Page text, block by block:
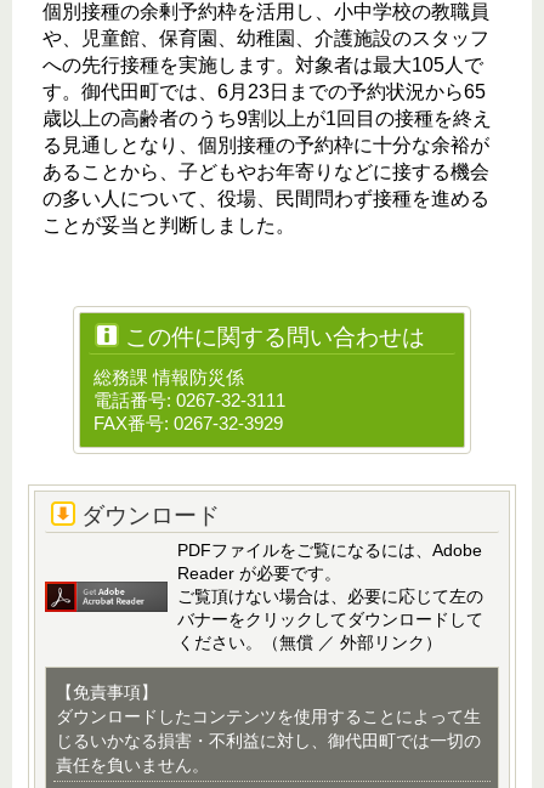
個別接種の余剰予約枠を活用し、小中学校の教職員
や、児童館、保育園、幼稚園、介護施設のスタッフ
への先行接種を実施します。対象者は最大105人で
す。御代田町では、6月23日までの予約状況から65
歳以上の高齢者のうち9割以上が1回目の接種を終え
る見通しとなり、個別接種の予約枠に十分な余裕が
あることから、子どもやお年寄りなどに接する機会
の多い人について、役場、民間問わず接種を進める
ことが妥当と判断しました。
この件に関する問い合わせは
総務課 情報防災係
電話番号: 0267-32-3111
FAX番号: 0267-32-3929
ダウンロード
PDFファイルをご覧になるには、Adobe
Reader が必要です。
ご覧頂けない場合は、必要に応じて左の
バナーをクリックしてダウンロードして
ください。（無償 ／ 外部リンク）
【免責事項】
ダウンロードしたコンテンツを使用することによって生
じるいかなる損害・不利益に対し、御代田町では一切の
責任を負いません。